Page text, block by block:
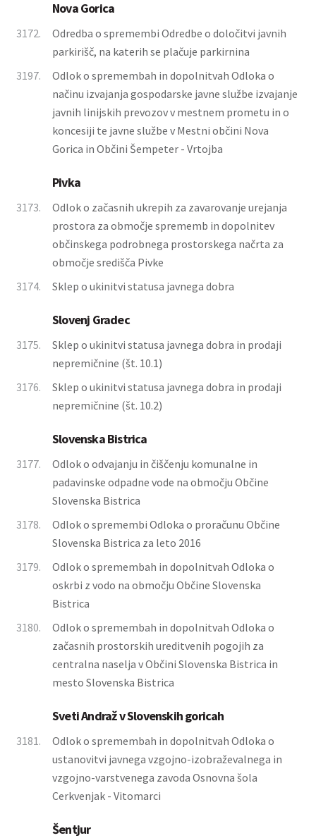
Nova Gorica
3172.
Odredba o spremembi Odredbe o določitvi javnih
parkirišč, na katerih se plačuje parkirnina
3197.
Odlok o spremembah in dopolnitvah Odloka o
načinu izvajanja gospodarske javne službe izvajanje
javnih linijskih prevozov v mestnem prometu in o
koncesiji te javne službe v Mestni občini Nova
Gorica in Občini Šempeter - Vrtojba
Pivka
3173.
Odlok o začasnih ukrepih za zavarovanje urejanja
prostora za območje sprememb in dopolnitev
občinskega podrobnega prostorskega načrta za
območje središča Pivke
3174.
Sklep o ukinitvi statusa javnega dobra
Slovenj Gradec
3175.
Sklep o ukinitvi statusa javnega dobra in prodaji
nepremičnine (št. 10.1)
3176.
Sklep o ukinitvi statusa javnega dobra in prodaji
nepremičnine (št. 10.2)
Slovenska Bistrica
3177.
Odlok o odvajanju in čiščenju komunalne in
padavinske odpadne vode na območju Občine
Slovenska Bistrica
3178.
Odlok o spremembi Odloka o proračunu Občine
Slovenska Bistrica za leto 2016
3179.
Odlok o spremembah in dopolnitvah Odloka o
oskrbi z vodo na območju Občine Slovenska
Bistrica
3180.
Odlok o spremembah in dopolnitvah Odloka o
začasnih prostorskih ureditvenih pogojih za
centralna naselja v Občini Slovenska Bistrica in
mesto Slovenska Bistrica
Sveti Andraž v Slovenskih goricah
3181.
Odlok o spremembah in dopolnitvah Odloka o
ustanovitvi javnega vzgojno-izobraževalnega in
vzgojno-varstvenega zavoda Osnovna šola
Cerkvenjak - Vitomarci
Šentjur